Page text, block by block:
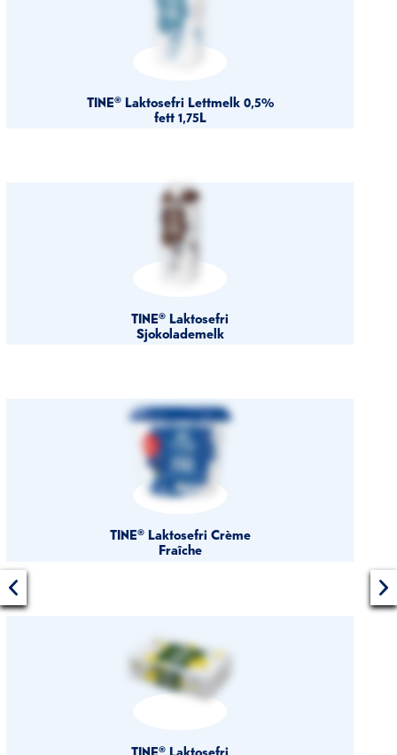
TINE® Laktosefri Lettmelk 0,5%
fett 1,75L
TINE® Laktosefri
Sjokolademelk
TINE® Laktosefri Crème
Fraîche
TINE® Laktosefri